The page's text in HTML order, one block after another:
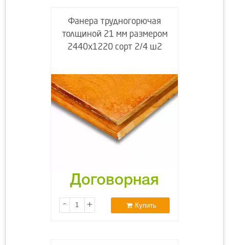
Фанера трудногорючая
толщиной 21 мм размером
2440х1220 сорт 2/4 ш2
Договорная
- + Купить